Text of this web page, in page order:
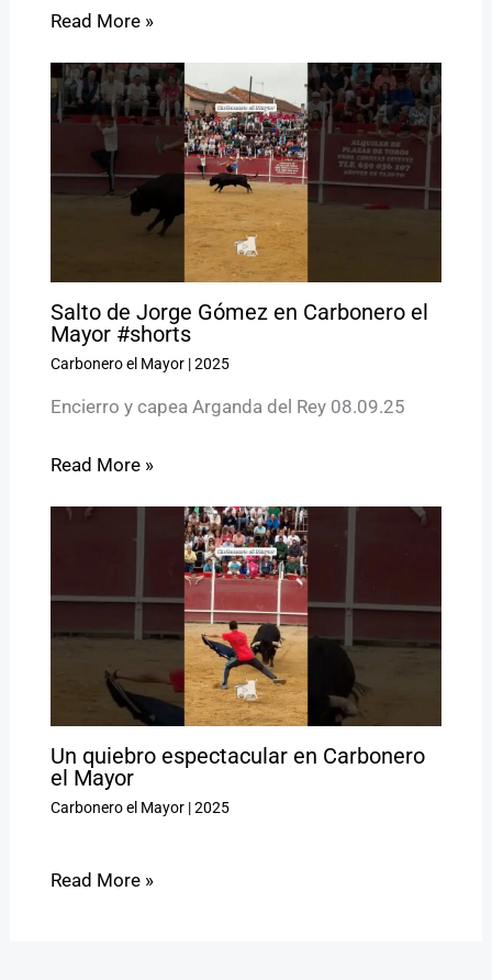
Read More »
Salto de Jorge Gómez en Carbonero el
Mayor #shorts
Carbonero el Mayor|2025
Encierro y capea Arganda del Rey 08.09.25
Read More »
Un quiebro espectacular en Carbonero
el Mayor
Carbonero el Mayor|2025
Read More »